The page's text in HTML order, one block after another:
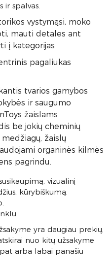
ir spalvas.
vystymąsi, moko
mauti detales ant
į kategorijas
pagaliukas
tvarios gamybos
ir saugumo
žaislams
be jokių cheminių
žaislų
organinės kilmės
pagrindu.
vizualinį
kūrybiškumą.
yra daugiau prekių,
nuo kitų užsakyme
arba labai panašiu